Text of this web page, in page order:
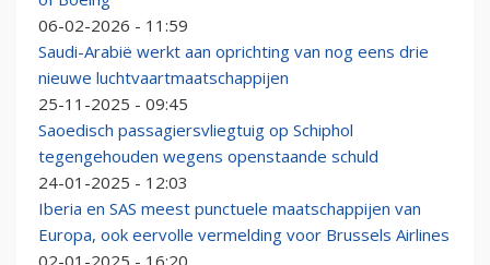
06-02-2026 - 11:59
Saudi-Arabië werkt aan oprichting van nog eens drie
nieuwe luchtvaartmaatschappijen
25-11-2025 - 09:45
Saoedisch passagiersvliegtuig op Schiphol
tegengehouden wegens openstaande schuld
24-01-2025 - 12:03
Iberia en SAS meest punctuele maatschappijen van
Europa, ook eervolle vermelding voor Brussels Airlines